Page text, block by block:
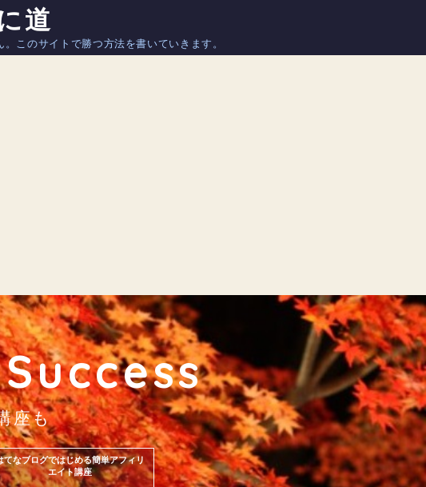
道
このサイトで勝つ方法を書いていきます。
座も
てなブログではじめる簡単アフィリ
エイト講座